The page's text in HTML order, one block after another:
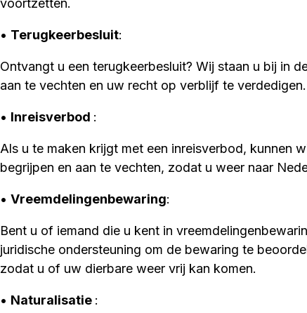
voortzetten.
• Terugkeerbesluit:
Ontvangt u een terugkeerbesluit? Wij staan u bij in
aan te vechten en uw recht op verblijf te verdedigen.
• Inreisverbod :
Als u te maken krijgt met een inreisverbod, kunnen
begrijpen en aan te vechten, zodat u weer naar
• Vreemdelingenbewaring:
Bent u of iemand die u kent in
juridische ondersteuning om de bewaring te
zodat u of uw dierbare weer vrij kan komen.
• Naturalisatie :